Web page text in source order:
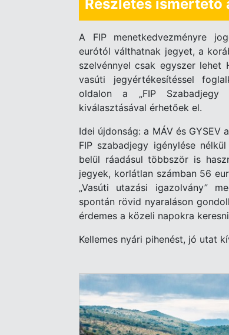
Részletes ismertető
A FIP menetkedvezményre
eurótól válthatnak jegyet, a
szelvénnyel csak egyszer
vasúti jegyértékesítéssel
oldalon a „FIP Szabadjegy
kiválasztásával érhetőek el.
Idei újdonság: a MÁV és
FIP szabadjegy igénylése
belül ráadásul többször is
jegyek, korlátlan számban 56
„Vasúti utazási igazolvány”
spontán rövid nyaraláson
érdemes a közeli napokra
Kellemes nyári pihenést, jó utat